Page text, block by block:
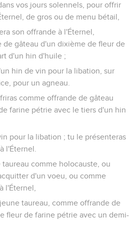
vos jours solennels, pour offrir
de gros ou de menu bétail,
son offrande à l'Éternel,
de gâteau d'un dixième de fleur de
d'un hin d'huile ;
hin de vin pour la libation, sur
pour un agneau.
comme offrande de gâteau
farine pétrie avec le tiers d'un hin
pour la libation ; tu le présenteras
l'Éternel.
comme holocauste, ou
d'un voeu, ou comme
l'Éternel,
taureau, comme offrande de
fleur de farine pétrie avec un demi-